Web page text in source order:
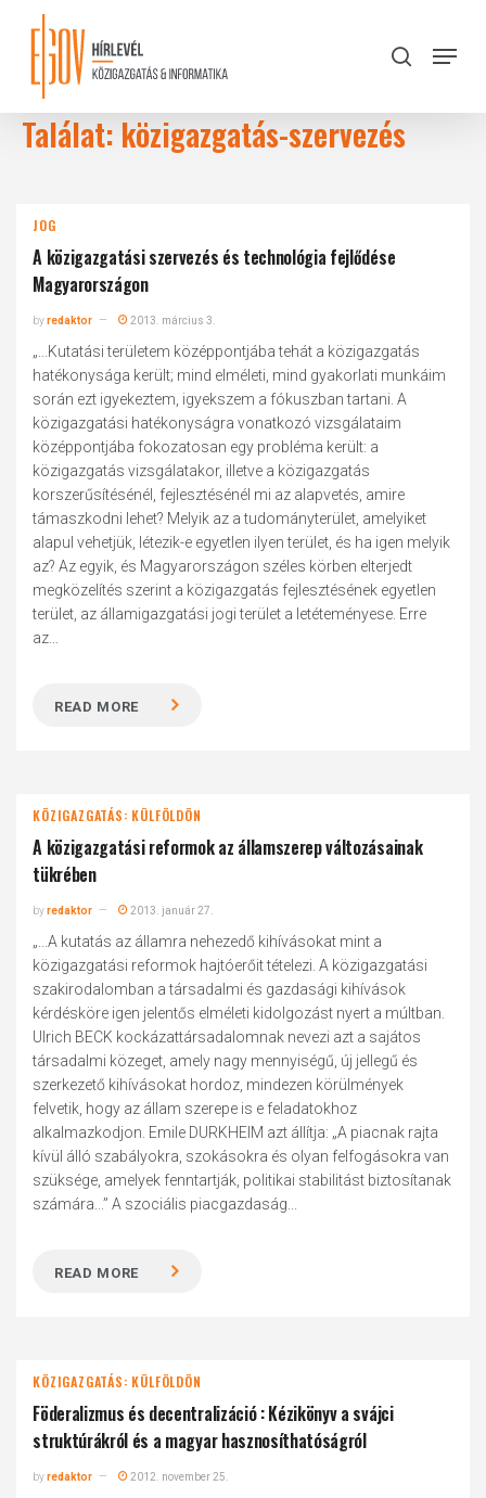
content
search
Menu
Találat: közigazgatás-szervezés
JOG
A közigazgatási szervezés és technológia fejlődése
Magyarországon
byredaktor 2013. március 3.
„...Kutatási területem középpontjába tehát a közigazgatás
hatékonysága került; mind elméleti, mind gyakorlati munkáim
során ezt igyekeztem, igyekszem a fókuszban tartani. A
közigazgatási hatékonyságra vonatkozó vizsgálataim
középpontjába fokozatosan egy probléma került: a
közigazgatás vizsgálatakor, illetve a közigazgatás
korszerűsítésénél, fejlesztésénél mi az alapvetés, amire
támaszkodni lehet? Melyik az a tudományterület, amelyiket
alapul vehetjük, létezik-e egyetlen ilyen terület, és ha igen melyik
az? Az egyik, és Magyarországon széles körben elterjedt
megközelítés szerint a közigazgatás fejlesztésének egyetlen
terület, az államigazgatási jogi terület a letéteményese. Erre
az...
READ MORE
KÖZIGAZGATÁS: KÜLFÖLDÖN
A közigazgatási reformok az államszerep változásainak
tükrében
byredaktor 2013. január 27.
„...A kutatás az államra nehezedő kihívásokat mint a
közigazgatási reformok hajtóerőit tételezi. A közigazgatási
szakirodalomban a társadalmi és gazdasági kihívások
kérdésköre igen jelentős elméleti kidolgozást nyert a múltban.
Ulrich BECK kockázattársadalomnak nevezi azt a sajátos
társadalmi közeget, amely nagy mennyiségű, új jellegű és
szerkezető kihívásokat hordoz, mindezen körülmények
felvetik, hogy az állam szerepe is e feladatokhoz
alkalmazkodjon. Emile DURKHEIM azt állítja: „A piacnak rajta
kívül álló szabályokra, szokásokra és olyan felfogásokra van
szüksége, amelyek fenntartják, politikai stabilitást biztosítanak
számára...” A szociális piacgazdaság...
READ MORE
KÖZIGAZGATÁS: KÜLFÖLDÖN
Föderalizmus és decentralizáció : Kézikönyv a svájci
struktúrákról és a magyar hasznosíthatóságról
byredaktor 2012. november 25.
Close